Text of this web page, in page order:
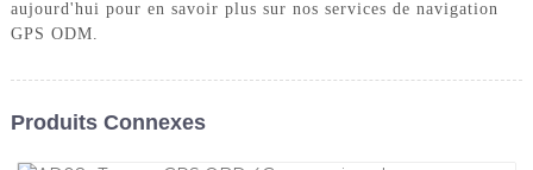
aujourd'hui pour en savoir plus sur nos services de navigation
GPS ODM.
Produits Connexes